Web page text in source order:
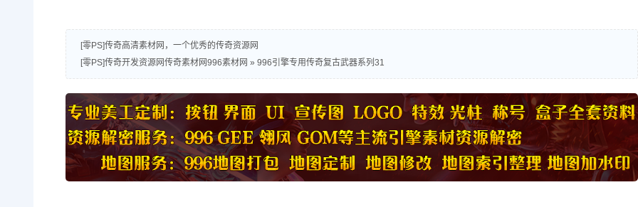
[零PS]传奇高清素材网，一个优秀的传奇资源网
[零PS]传奇开发资源网传奇素材网996素材网 » 996引擎专用传奇复古武器系列31